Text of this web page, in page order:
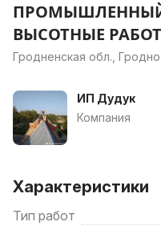
ВЫСОТНЫЕ
Гродненская обл., Гродно
ИП Дудук
Компания
Характеристики
Тип работ